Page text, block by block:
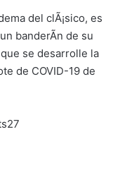
del clÃ¡sico, es
banderÃ­n de su
se desarrolle la
de COVID-19 de